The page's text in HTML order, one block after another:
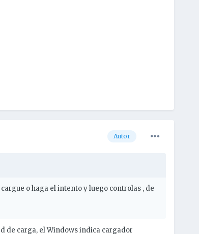
Autor
o haga el intento y luego controlas , de
de carga, el Windows indica cargador